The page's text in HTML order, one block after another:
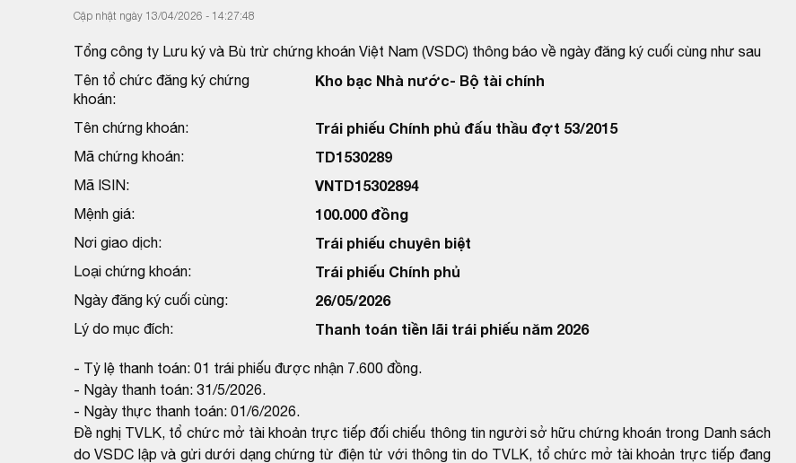
Cập nhật ngày 13/04/2026 - 14:27:48
Tổng công ty Lưu ký và Bù trừ chứng khoán Việt Nam (VSDC) thông báo về ngày đăng ký cuối cùng như sau
Tên tổ chức đăng ký chứng
khoán:
Kho bạc Nhà nước- Bộ tài chính
Tên chứng khoán: Trái phiếu Chính phủ đấu thầu đợt 53/2015
Mã chứng khoán: TD1530289
Mã ISIN: VNTD15302894
Mệnh giá: 100.000 đồng
Nơi giao dịch: Trái phiếu chuyên biệt
Loại chứng khoán: Trái phiếu Chính phủ
Ngày đăng ký cuối cùng: 26/05/2026
Lý do mục đích: Thanh toán tiền lãi trái phiếu năm 2026
- Tỷ lệ thanh toán: 01 trái phiếu được nhận 7.600 đồng.
- Ngày thanh toán: 31/5/2026.
- Ngày thực thanh toán: 01/6/2026.
Đề nghị TVLK, tổ chức mở tài khoản trực tiếp đối chiếu thông tin người sở hữu chứng khoán trong Danh sách
do VSDC lập và gửi dưới dạng chứng từ điện tử với thông tin do TVLK, tổ chức mở tài khoản trực tiếp đang